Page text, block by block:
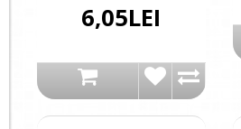
6,05LEI